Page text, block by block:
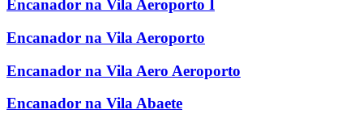
Encanador na Vila Aeroporto I
Encanador na Vila Aeroporto
Encanador na Vila Aero Aeroporto
Encanador na Vila Abaete